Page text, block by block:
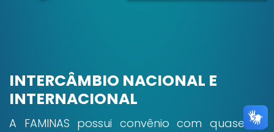
INTERCÂMBIO NACIONAL E
INTERNACIONAL
A FAMINAS possui convênio com quase 50